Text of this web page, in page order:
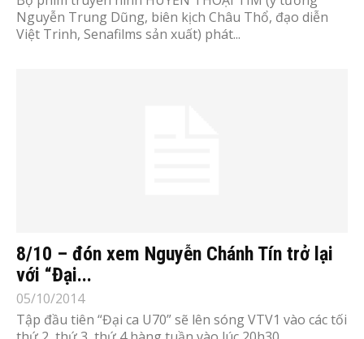
Nguyễn Trung Dũng, biên kịch Châu Thổ, đạo diễn
Việt Trinh, Senafilms sản xuất) phát...
8/10 – đón xem Nguyễn Chánh Tín trở lại
với “Đại...
05/10/2014
Tập đầu tiên “Đại ca U70” sẽ lên sóng VTV1 vào các tối